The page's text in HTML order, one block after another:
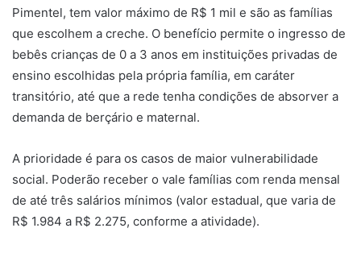
Pimentel, tem valor máximo de R$ 1 mil e são as famílias
que escolhem a creche. O benefício permite o ingresso de
bebês crianças de 0 a 3 anos em instituições privadas de
ensino escolhidas pela própria família, em caráter
transitório, até que a rede tenha condições de absorver a
demanda de berçário e maternal.
A prioridade é para os casos de maior vulnerabilidade
social. Poderão receber o vale famílias com renda mensal
de até três salários mínimos (valor estadual, que varia de
R$ 1.984 a R$ 2.275, conforme a atividade).